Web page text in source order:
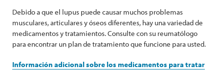
Debido a que el lupus puede causar muchos problemas
musculares, articulares y óseos diferentes, hay una variedad de
medicamentos y tratamientos. Consulte con su reumatólogo
para encontrar un plan de tratamiento que funcione para usted.
Información adicional sobre los medicamentos para tratar